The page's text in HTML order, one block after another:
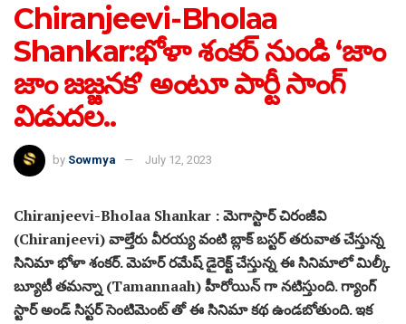
Chiranjeevi-Bholaa
Shankar:భోళా శంకర్ నుండి ‘జాం
జాం జజ్జనక’ అంటూ పార్టీ సాంగ్
విడుదల..
by Sowmya July 12, 2023
Chiranjeevi-Bholaa Shankar : మెగాస్టార్ చిరంజీవి
(Chiranjeevi) వాల్తేరు వీరయ్య వంటి బ్లాక్ బస్టర్ తరువాత చేస్తున్న
సినిమా భోళా శంకర్. మెహర్ రమేష్ డైరెక్ట్ చేస్తున్న ఈ సినిమాలో మిల్కీ
బ్యూటీ త‌మ‌న్నా (Tamannaah) హీరోయిన్ గా నటిస్తుంది. గ్యాంగ్
స్టార్ అండ్ సిస్టర్ సెంటిమెంట్ తో ఈ సినిమా కథ ఉండబోతుంది. ఇక